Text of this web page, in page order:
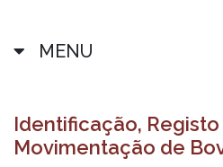
MENU
Identificação, Registo
Movimentação de